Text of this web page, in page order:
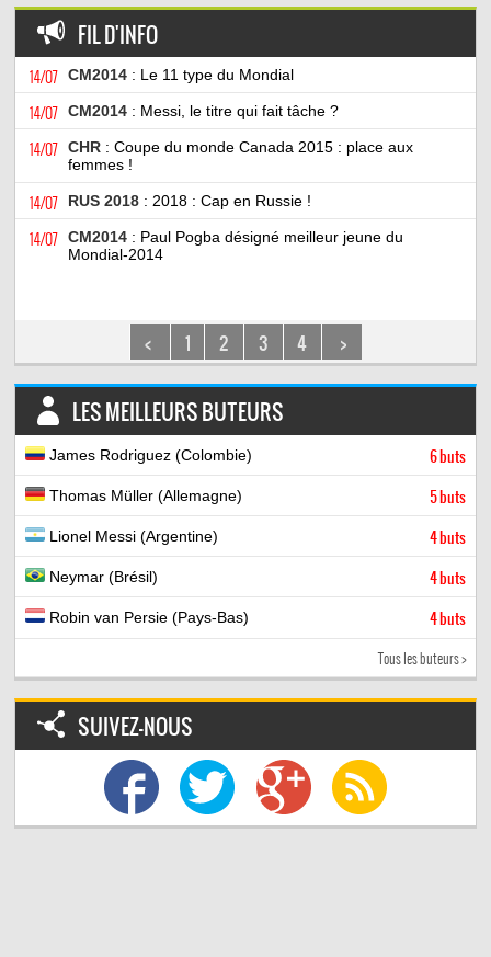
FIL D'INFO
14/07 CM2014 : Le 11 type du Mondial
14/07 CM2014 : Messi, le titre qui fait tâche ?
14/07 CHR : Coupe du monde Canada 2015 : place aux
femmes !
14/07 RUS 2018 : 2018 : Cap en Russie !
14/07 CM2014 : Paul Pogba désigné meilleur jeune du
Mondial-2014
< 1 2 3 4 >
LES MEILLEURS BUTEURS
James Rodriguez (Colombie) 6 buts
Thomas Müller (Allemagne) 5 buts
Lionel Messi (Argentine) 4 buts
Neymar (Brésil) 4 buts
Robin van Persie (Pays-Bas) 4 buts
Tous les buteurs >
SUIVEZ-NOUS